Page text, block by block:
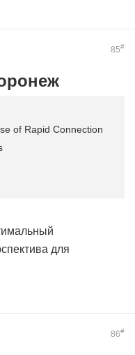
85#
of Rapid Connection
для
86#